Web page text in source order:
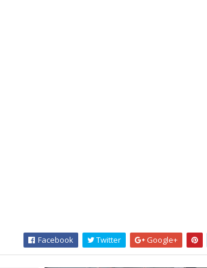
Facebook Twitter Google+